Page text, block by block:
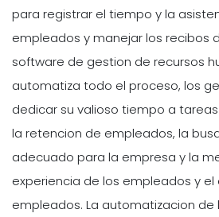
para registrar el tiempo y la
empleados y manejar los recibos
software de gestion de recursos
automatiza todo el proceso, los
dedicar su valioso tiempo a
la retencion de empleados, la
adecuado para la empresa y la
experiencia de los empleados y
empleados. La automatizacion de